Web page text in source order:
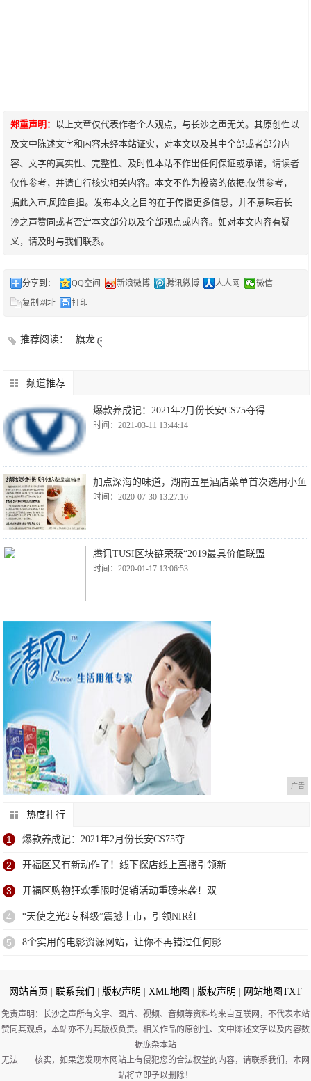
郑重声明：
以上文章仅代表作者个人观点，与长沙之声无关。其原创性以
及文中陈述文字和内容未经本站证实，对本文以及其中全部或者部分内
容、文字的真实性、完整性、及时性本站不作出任何保证或承诺，请读者
仅作参考，并请自行核实相关内容。本文不作为投资的依据,仅供参考，
据此入市,风险自担。发布本文之目的在于传播更多信息，并不意味着长
沙之声赞同或者否定本文部分以及全部观点或内容。如对本文内容有疑
义，请及时与我们联系。
分享到： QQ空间 新浪微博 腾讯微博 人人网
微信
复制网址
打印
推荐阅读： 旗龙
频道推荐
爆款养成记：2021年2月份长安CS75夺得
时间：2021-03-11 13:44:14
加点深海的味道，湖南五星酒店菜单首次选用小鱼
时间：2020-07-30 13:27:16
腾讯TUSI区块链荣获“2019最具价值联盟
时间：2020-01-17 13:06:53
广告
热度排行
1 爆款养成记：2021年2月份长安CS75夺
2 开福区又有新动作了！线下探店线上直播引领新
3 开福区购物狂欢季限时促销活动重磅来袭！​双
4 “天使之光2专科级”震撼上市，引领NIR红
5 8个实用的电影资源网站，让你不再错过任何影
网站首页 联系我们 版权声明 XML地图 版权声明 网站地图TXT
免责声明：长沙之声所有文字、图片、视频、音频等资料均来自互联网，不代表本站
赞同其观点，本站亦不为其版权负责。相关作品的原创性、文中陈述文字以及内容数
据庞杂本站
无法一一核实，如果您发现本网站上有侵犯您的合法权益的内容，请联系我们，本网
站将立即予以删除！